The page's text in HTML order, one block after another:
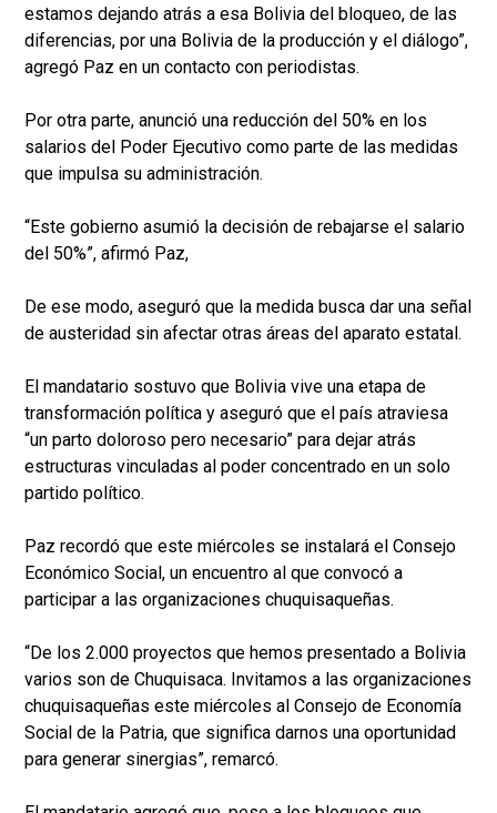
estamos dejando atrás a esa Bolivia del bloqueo, de las
diferencias, por una Bolivia de la producción y el diálogo”,
agregó Paz en un contacto con periodistas.
Por otra parte, anunció una reducción del 50% en los
salarios del Poder Ejecutivo como parte de las medidas
que impulsa su administración.
“Este gobierno asumió la decisión de rebajarse el salario
del 50%”, afirmó Paz,
De ese modo, aseguró que la medida busca dar una señal
de austeridad sin afectar otras áreas del aparato estatal.
El mandatario sostuvo que Bolivia vive una etapa de
transformación política y aseguró que el país atraviesa
“un parto doloroso pero necesario” para dejar atrás
estructuras vinculadas al poder concentrado en un solo
partido político.
Paz recordó que este miércoles se instalará el Consejo
Económico Social, un encuentro al que convocó a
participar a las organizaciones chuquisaqueñas.
“De los 2.000 proyectos que hemos presentado a Bolivia
varios son de Chuquisaca. Invitamos a las organizaciones
chuquisaqueñas este miércoles al Consejo de Economía
Social de la Patria, que significa darnos una oportunidad
para generar sinergias”, remarcó.